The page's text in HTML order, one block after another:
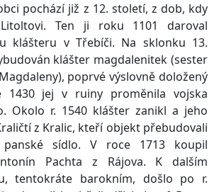
pochází již z 12. století, z dob, kdy
Ten ji roku 1101 daroval
klášteru v Třebíči. Na sklonku 13.
klášter magdalenitek (sester
poprvé výslovně doložený
1430 jej v ruiny proměnila vojska
Okolo r. 1540 klášter zanikl a jeho
z Kralic, kteří objekt přebudovali
panské sídlo. V roce 1713 koupil
Pachta z Rájova. K dalším
tentokráte barokním, došlo po r.